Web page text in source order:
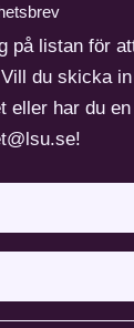
på listan för
du skicka in
eller har du